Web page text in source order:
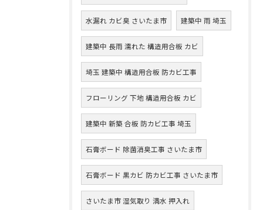
水漏れ カビ臭 さいたま市 建築中 雨 埼玉
建築中 長雨 濡れた 構造用合板 カビ
埼玉 建築中 構造用合板 防カビ工事
フローリング 下地 構造用合板 カビ
建築中 新築 合板 防カビ工事 埼玉
石膏ボード 除菌消臭工事 さいたま市
石膏ボード 黒カビ 防カビ工事 さいたま市
さいたま市 湿気取り 満水 押入れ